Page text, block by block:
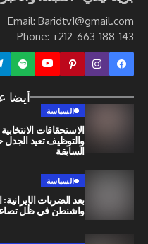
Email:
Phone: +212-
أيضا على موقعنا
الاستحقاقات الانتخابية المقبلة:
والتوظيف تعيد الجدل حول حصيلة
السابقة
بعد الضربات الإيرانية: الأردن يعيد
واشنطن في ظل تصاعد التوترات